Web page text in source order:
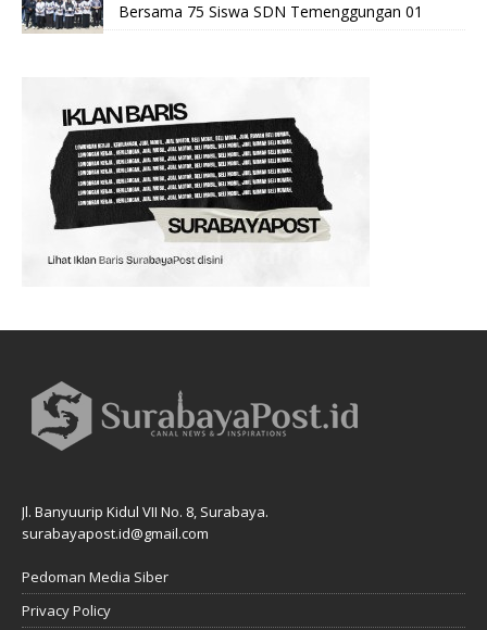
Bersama 75 Siswa SDN Temenggungan 01
Jl. Banyuurip Kidul VII No. 8, Surabaya.
surabayapost.id@gmail.com
Pedoman Media Siber
Privacy Policy